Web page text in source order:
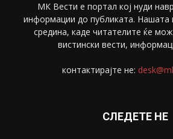
МК Вести е портал коj нуди
информации до публиката. Нашата
средина, каде читателите ќе
вистински вести,
контактирајте не:
СЛЕДЕТЕ НЕ